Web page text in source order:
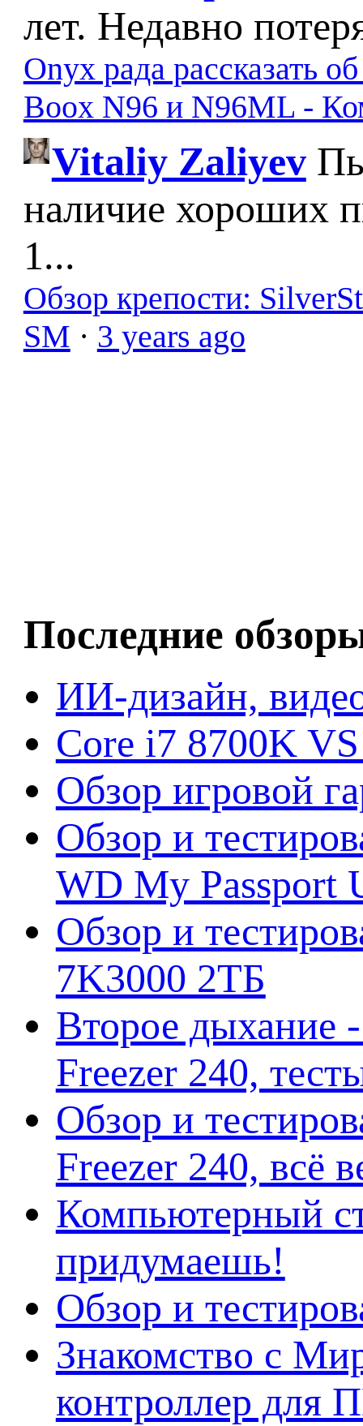
лет. Недавно
Onyx рада рассказать
Boox N96 и N96ML -
Vitaliy Zaliyev
наличие хороших
1...
Обзор крепости:
SM · 3 years ago
Последние
ИИ-дизайн,
Core i7 8700K
Обзор игровой
Обзор и
WD My Passport
Обзор и
7K3000 2ТБ
Второе дыхание
Freezer 240,
Обзор и
Freezer 240, всё
Компьютерный
придумаешь!
Обзор и
Знакомство с
контроллер для